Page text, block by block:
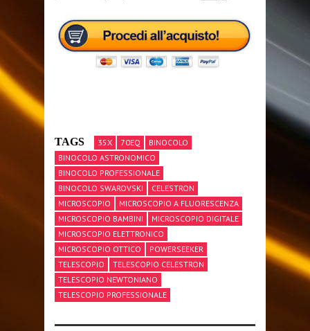
TAGS 35X 70EQ
BINOCOLO
BINOCOLO ASTRONOMICO
BINOCOLO PROFESSIONALE
BINOCOLO SWAROVSKI
CELESTRON
MICROSCOPIO
MICROSCOPIO A FLUORESCENZA
MICROSCOPIO BAMBINI
MICROSCOPIO DIGITALE
MICROSCOPIO ELETTRONICO
MICROSCOPIO OTTICO
POWERSEEKER
TELESCOPIO
TELESCOPIO CELESTRON
TELESCOPIO NEWTONIANO
TELESCOPIO PROFESSIONALE